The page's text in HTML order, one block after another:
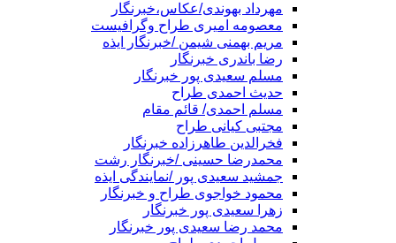
مهرداد بهوندی/عکاس،خبرنگار
معصومه امیری طراح وگرافیست
مریم بهمنی شیمن /خبرنگار ایذه
رضا باندری خبرنگار
مسلم سعیدی پور خبرنگار
حدیث احمدی طراح
مسلم احمدی/ قائم مقام
مجتبی کیانی طراح
فخرالدین طاهرزاده خبرنگار
محمدرضا حسینی /خبرنگار رشت
جمشید سعیدی پور /نمایندگی ایذه
محمود خواجوی طراح و خبرنگار
زهرا سعیدی پور خبرنگار
محمد رضا سعیدی پور خبرنگار